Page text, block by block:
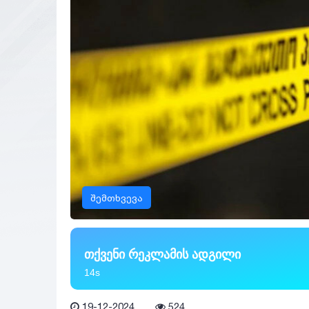
შემთხვევა
თქვენი რეკლამის ადგილი
13s